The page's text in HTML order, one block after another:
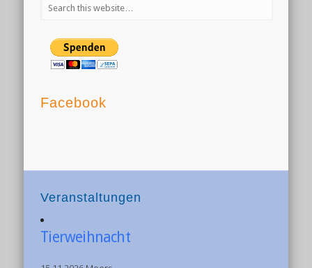
Facebook
Veranstaltungen
Tierweihnacht